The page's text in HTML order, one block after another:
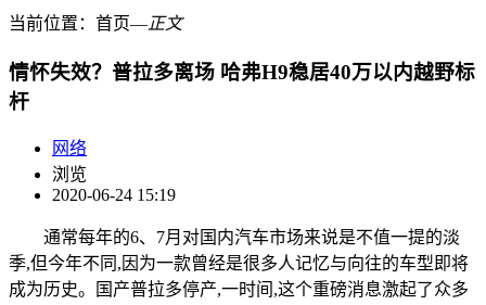
当前位置： 首页―正文
情怀失效？普拉多离场 哈弗H9稳居40万以内越野标
杆
网络
浏览
2020-06-24 15:19
通常每年的6、7月对国内汽车市场来说是不值一提的淡
季,但今年不同,因为一款曾经是很多人记忆与向往的车型即将
成为历史。国产普拉多停产,一时间,这个重磅消息激起了众多